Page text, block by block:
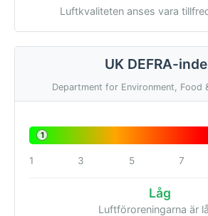
Luftkvaliteten anses vara
UK DEFRA-
Department for Environment, Food
1
1 3 5 7
Låg
Luftföroreningarna är